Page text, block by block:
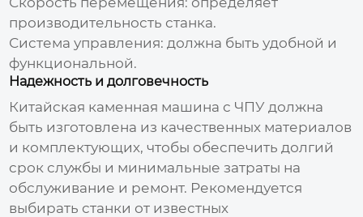
производительность станка.
Система управления: должна быть удобной и
функциональной.
Надежность и долговечность
Китайская каменная машина с ЧПУ должна
быть изготовлена из качественных материалов
и комплектующих, чтобы обеспечить долгий
срок службы и минимальные затраты на
обслуживание и ремонт. Рекомендуется
выбирать станки от известных